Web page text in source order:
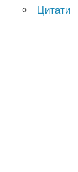
Цитати